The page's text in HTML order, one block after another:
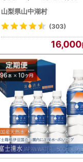
）】＜ラベルレス＞富士山
蒼天の水 500ml×96本（
４ケース）YC001
山梨県山中湖村
(303)
16,000